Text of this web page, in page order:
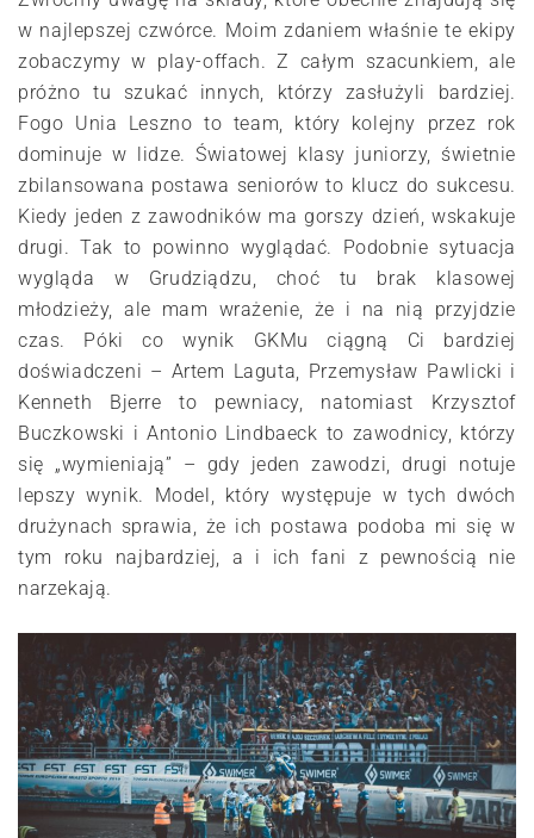
w najlepszej czwórce. Moim zdaniem właśnie te ekipy
zobaczymy w play-offach. Z całym szacunkiem, ale
próżno tu szukać innych, którzy zasłużyli bardziej.
Fogo Unia Leszno to team, który kolejny przez rok
dominuje w lidze. Światowej klasy juniorzy, świetnie
zbilansowana postawa seniorów to klucz do sukcesu.
Kiedy jeden z zawodników ma gorszy dzień, wskakuje
drugi. Tak to powinno wyglądać. Podobnie sytuacja
wygląda w Grudziądzu, choć tu brak klasowej
młodzieży, ale mam wrażenie, że i na nią przyjdzie
czas. Póki co wynik GKMu ciągną Ci bardziej
doświadczeni – Artem Laguta, Przemysław Pawlicki i
Kenneth Bjerre to pewniacy, natomiast Krzysztof
Buczkowski i Antonio Lindbaeck to zawodnicy, którzy
się „wymieniają” – gdy jeden zawodzi, drugi notuje
lepszy wynik. Model, który występuje w tych dwóch
drużynach sprawia, że ich postawa podoba mi się w
tym roku najbardziej, a i ich fani z pewnością nie
narzekają.